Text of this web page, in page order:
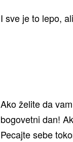
I sve je to lepo,
Ako želite da
bogovetni dan!
Pecajte sebe